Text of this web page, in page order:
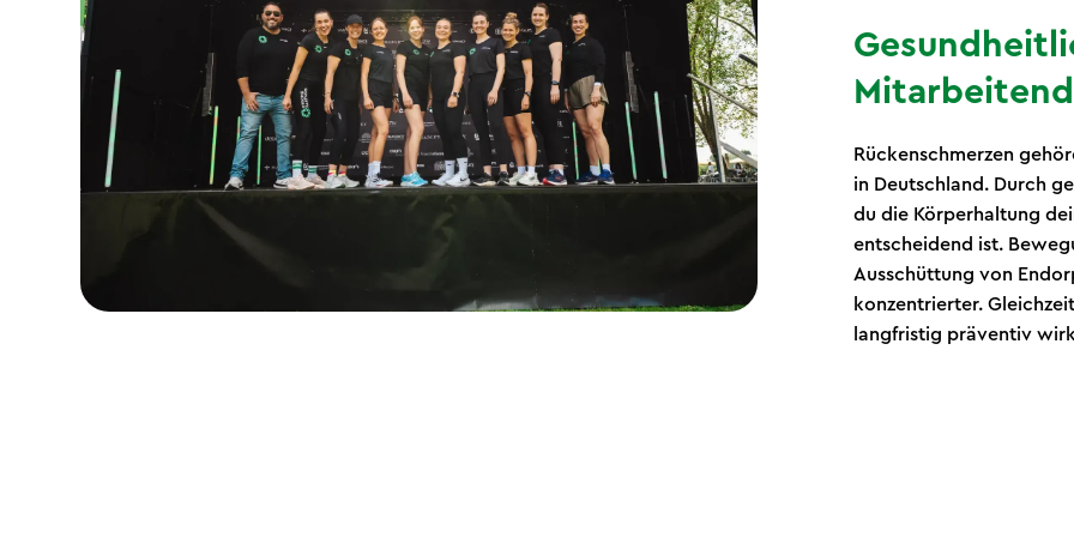
Rückenschmerzen
in Deutschland. Durch
du die Körperhaltung
entscheidend ist.
Ausschüttung von
konzentrierter.
langfristig präventiv